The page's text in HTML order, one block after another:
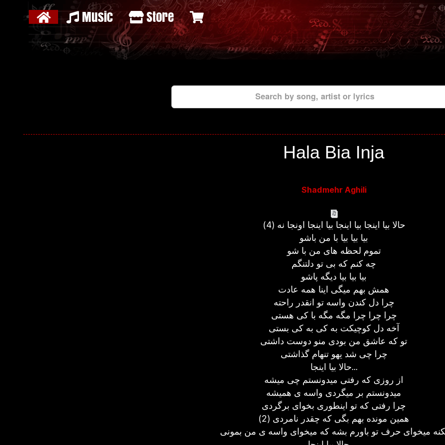
Music Store
Search by song, artist or lyrics
Hala Bia Inja
Shadmehr Aghili
حالا بیا اینجا بیا اینجا بیا اینجا اونجا نه (4)
بیا بیا بیا با من باشو
تموم لحظه های من با شو
چه کنم که بی تو دلتنگم
بیا بیا بیا دیگه پاشو
همش بهم میگی اینا همه عادت
چرا دل کندن واسه تو انقدر راحته
چرا چرا چرا مگه مگه با کی هستی
آخه دل کوچیکت به کی به کی بستی
تو که عاشق من بودی منو دوست داشتی
چرا چی شد یهو تنهام گذاشتی
حالا بیا اینجا...
از روزی که رفتی میدونستم چی میشه
میدونستم بر میگردی واسه ی همیشه
چرا رفتی که تو اینطوری بخوای برگردی
همین مونده بهم بگی که چقدر نامردی (2)
میخوای حرف تو باورم بشه که میخوای واسه ی من بمونی